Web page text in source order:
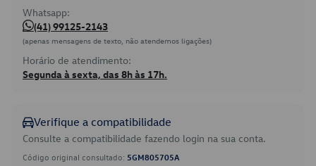
Whatsapp:
(41) 99125-2143
(apenas mensagens de texto, não atendemos ligações)
Horário de atendimento:
Segunda à sexta, das 8h às 17h.
Verifique a compatibilidade
Consulte a compatibilidade fazendo login na sua conta.
Código original consultado: 5GM805705A